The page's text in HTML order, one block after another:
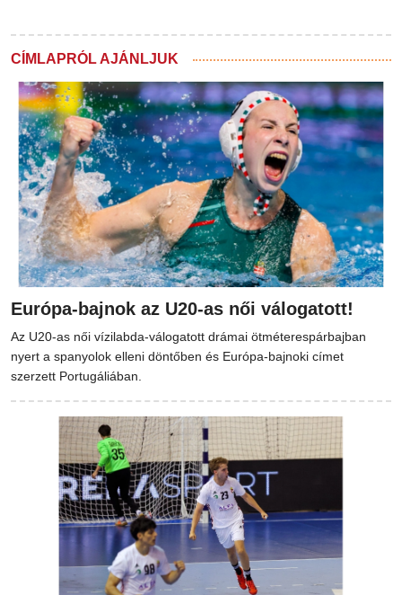
CÍMLAPRÓL AJÁNLJUK
Európa-bajnok az U20-as női válogatott!
Az U20-as női vízilabda-válogatott drámai ötméterespárbajban
nyert a spanyolok elleni döntőben és Európa-bajnoki címet
szerzett Portugáliában.